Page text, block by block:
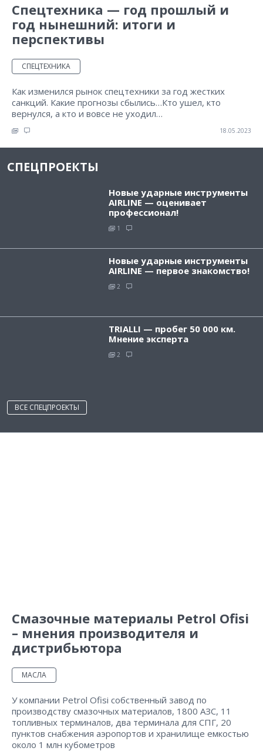
Спецтехника — год прошлый и
год нынешний: итоги и
перспективы
СПЕЦТЕХНИКА
Как изменился рынок спецтехники за год жестких
санкций. Какие прогнозы сбылись…Кто ушел, кто
вернулся, а кто и вовсе не уходил…
18.05.2023
СПЕЦПРОЕКТЫ
Новые ударные инструменты
AIRLINE — оценивает
профессионал!
1
Новые ударные инструменты
AIRLINE — первое знакомство!
2
TRIALLI — пробег 50 000 км.
Мнение эксперта
2
ВСЕ СПЕЦПРОЕКТЫ
Смазочные материалы Petrol Ofisi
– мнения производителя и
дистрибьютора
МАСЛА
У компании Petrol Ofisi собственный завод по
производству смазочных материалов, 1800 АЗС, 11
топливных терминалов, два терминала для СПГ, 20
пунктов снабжения аэропортов и хранилище емкостью
около 1 млн кубометров